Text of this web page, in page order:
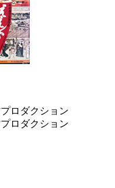
ロダクション
ロダクション